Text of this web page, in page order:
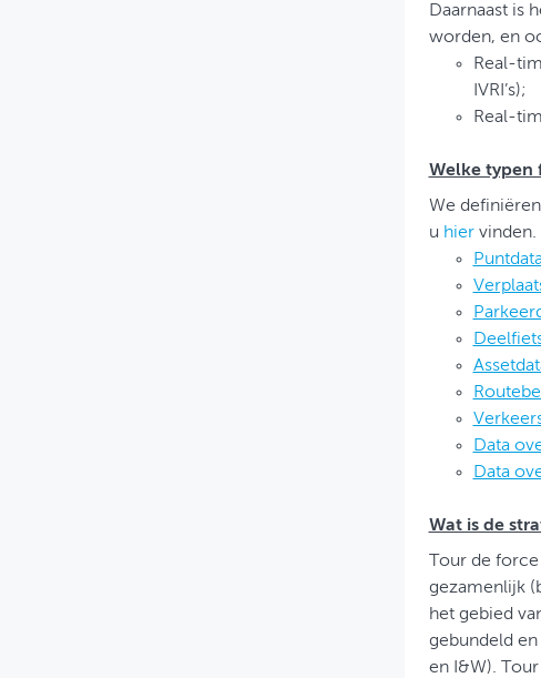
Daarnaast is
worden, en
Real-
IVRI’s);
Real-
Welke typen
We
u hiervinden.
Data
Data
Wat is de
Tour de force
gezamenlijk
het gebied
gebundeld
en I&W).